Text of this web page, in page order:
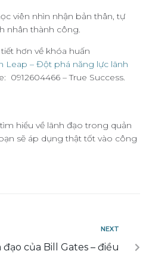
viên nhìn nhận bản thân, tự
nhân thành công.
hơn về khóa huấn
Leap – Đột phá năng lực lãnh
0912604466 – True Success.
hiểu về lãnh đạo trong quản
sẽ áp dụng thật tốt vào công
NEXT
của Bill Gates – điều